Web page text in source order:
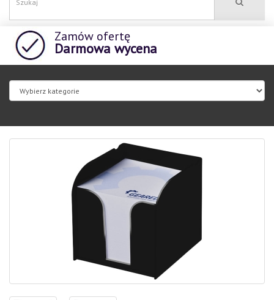
Zamów ofertę
Darmowa wycena